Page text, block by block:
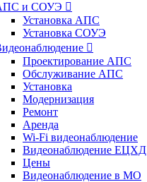
и СОУЭ 
Установка АПС
Установка СОУЭ

Проектирование АПС
Обслуживание АПС
Установка
Модернизация
Ремонт
Аренда
Wi-Fi видеонаблюдение
Видеонаблюдение ЕЦХД
Цены
Видеонаблюдение в МО